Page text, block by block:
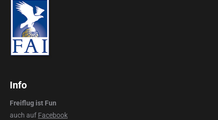
Info
Freiflug ist Fun
auch auf Facebook